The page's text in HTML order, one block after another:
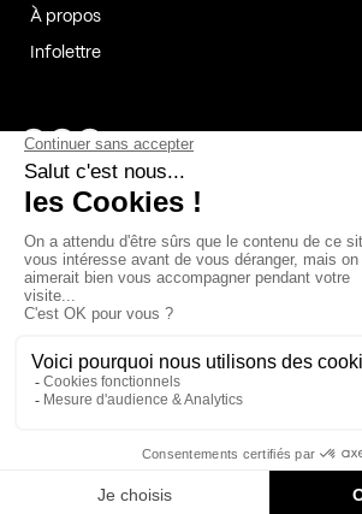
À propos
Infolettre
Page Facebook de Kollectif
Page Instagram de Kollectif
Page Linkedin de Kollectif
Bâtiment-Durable-Québec-1
Esquisses-1IRAC-1
MP-1 v2com-1
Cookies